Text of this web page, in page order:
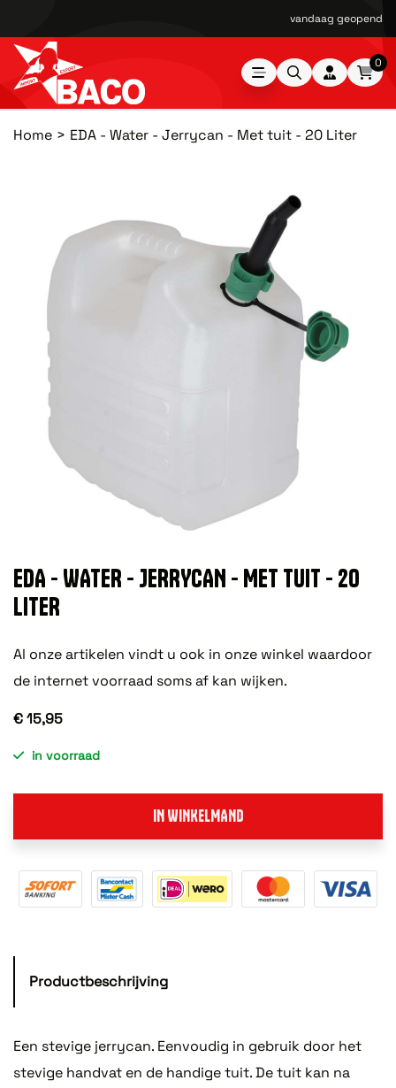
vandaag geopend
0
Home EDA - Water - Jerrycan - Met tuit - 20 Liter
EDA - WATER - JERRYCAN - MET TUIT - 20
LITER
Al onze artikelen vindt u ook in onze winkel waardoor
de internet voorraad soms af kan wijken.
€ 15,95
in voorraad
IN WINKELMAND
Productbeschrijving
Een stevige jerrycan. Eenvoudig in gebruik door het
stevige handvat en de handige tuit. De tuit kan na